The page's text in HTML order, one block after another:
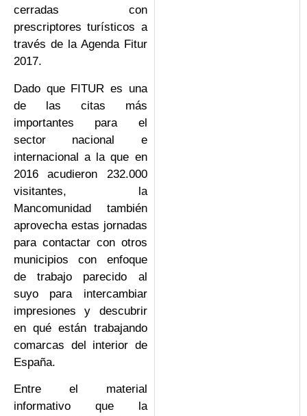
cerradas con
prescriptores turísticos a
través de la Agenda Fitur
2017.
Dado que FITUR es una
de las citas más
importantes para el
sector nacional e
internacional a la que en
2016 acudieron 232.000
visitantes, la
Mancomunidad también
aprovecha estas jornadas
para contactar con otros
municipios con enfoque
de trabajo parecido al
suyo para intercambiar
impresiones y descubrir
en qué están trabajando
comarcas del interior de
España.
Entre el material
informativo que la